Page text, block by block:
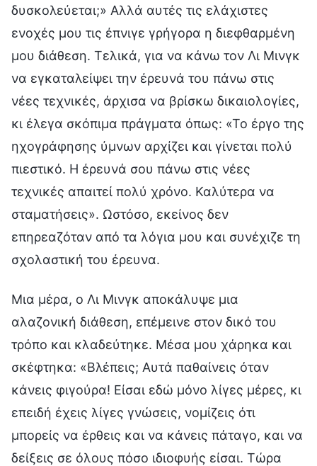
δυσκολεύεται;» Αλλά αυτές τις ελάχιστες
ενοχές μου τις έπνιγε γρήγορα η διεφθαρμένη
μου διάθεση. Τελικά, για να κάνω τον Λι Μινγκ
να εγκαταλείψει την έρευνά του πάνω στις
νέες τεχνικές, άρχισα να βρίσκω δικαιολογίες,
κι έλεγα σκόπιμα πράγματα όπως: «Το έργο της
ηχογράφησης ύμνων αρχίζει και γίνεται πολύ
πιεστικό. Η έρευνά σου πάνω στις νέες
τεχνικές απαιτεί πολύ χρόνο. Καλύτερα να
σταματήσεις». Ωστόσο, εκείνος δεν
επηρεαζόταν από τα λόγια μου και συνέχιζε τη
σχολαστική του έρευνα.
Μια μέρα, ο Λι Μινγκ αποκάλυψε μια
αλαζονική διάθεση, επέμεινε στον δικό του
τρόπο και κλαδεύτηκε. Μέσα μου χάρηκα και
σκέφτηκα: «Βλέπεις; Αυτά παθαίνεις όταν
κάνεις φιγούρα! Είσαι εδώ μόνο λίγες μέρες, κι
επειδή έχεις λίγες γνώσεις, νομίζεις ότι
μπορείς να έρθεις και να κάνεις πάταγο, και να
δείξεις σε όλους πόσο ιδιοφυής είσαι. Τώρα